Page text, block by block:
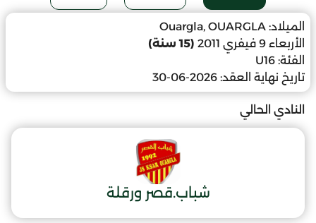
الميلاد: Ouargla, OUARGLA
الأربعاء 9 فيفري 2011
(15 سنة)
الفئة: U16
تاريخ نهاية العقد: 2026-06-30
النادي الحالي
شباب.قصر ورقلة